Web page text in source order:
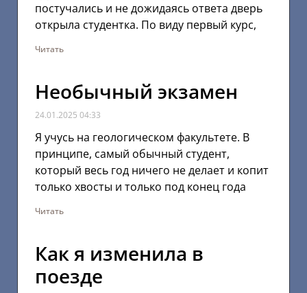
постучались и не дожидаясь ответа дверь
открыла студентка. По виду первый курс,
Читать
Необычный экзамен
24.01.2025 04:33
Я учусь на геологическом факультете. В
принципе, самый обычный студент,
который весь год ничего не делает и копит
только хвосты и только под конец года
Читать
Как я изменила в
поезде